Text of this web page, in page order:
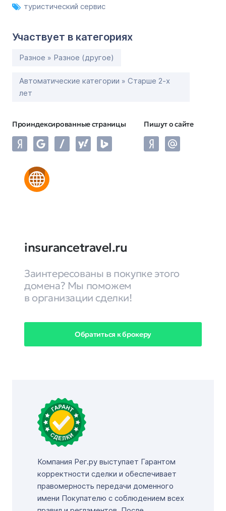
туристический сервис
Участвует в категориях
Разное » Разное (другое)
Автоматические категории » Старше 2-х
лет
Проиндексированные страницы Пишут о сайте
insurancetravel.ru
Заинтересованы в покупке этого
домена? Мы поможем
в организации сделки!
Обратиться к брокеру
Компания Рег.ру выступает Гарантом
корректности сделки и обеспечивает
правомерность передачи доменного
имени Покупателю с соблюдением всех